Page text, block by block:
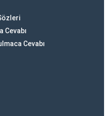
Cevabı
Cevabı